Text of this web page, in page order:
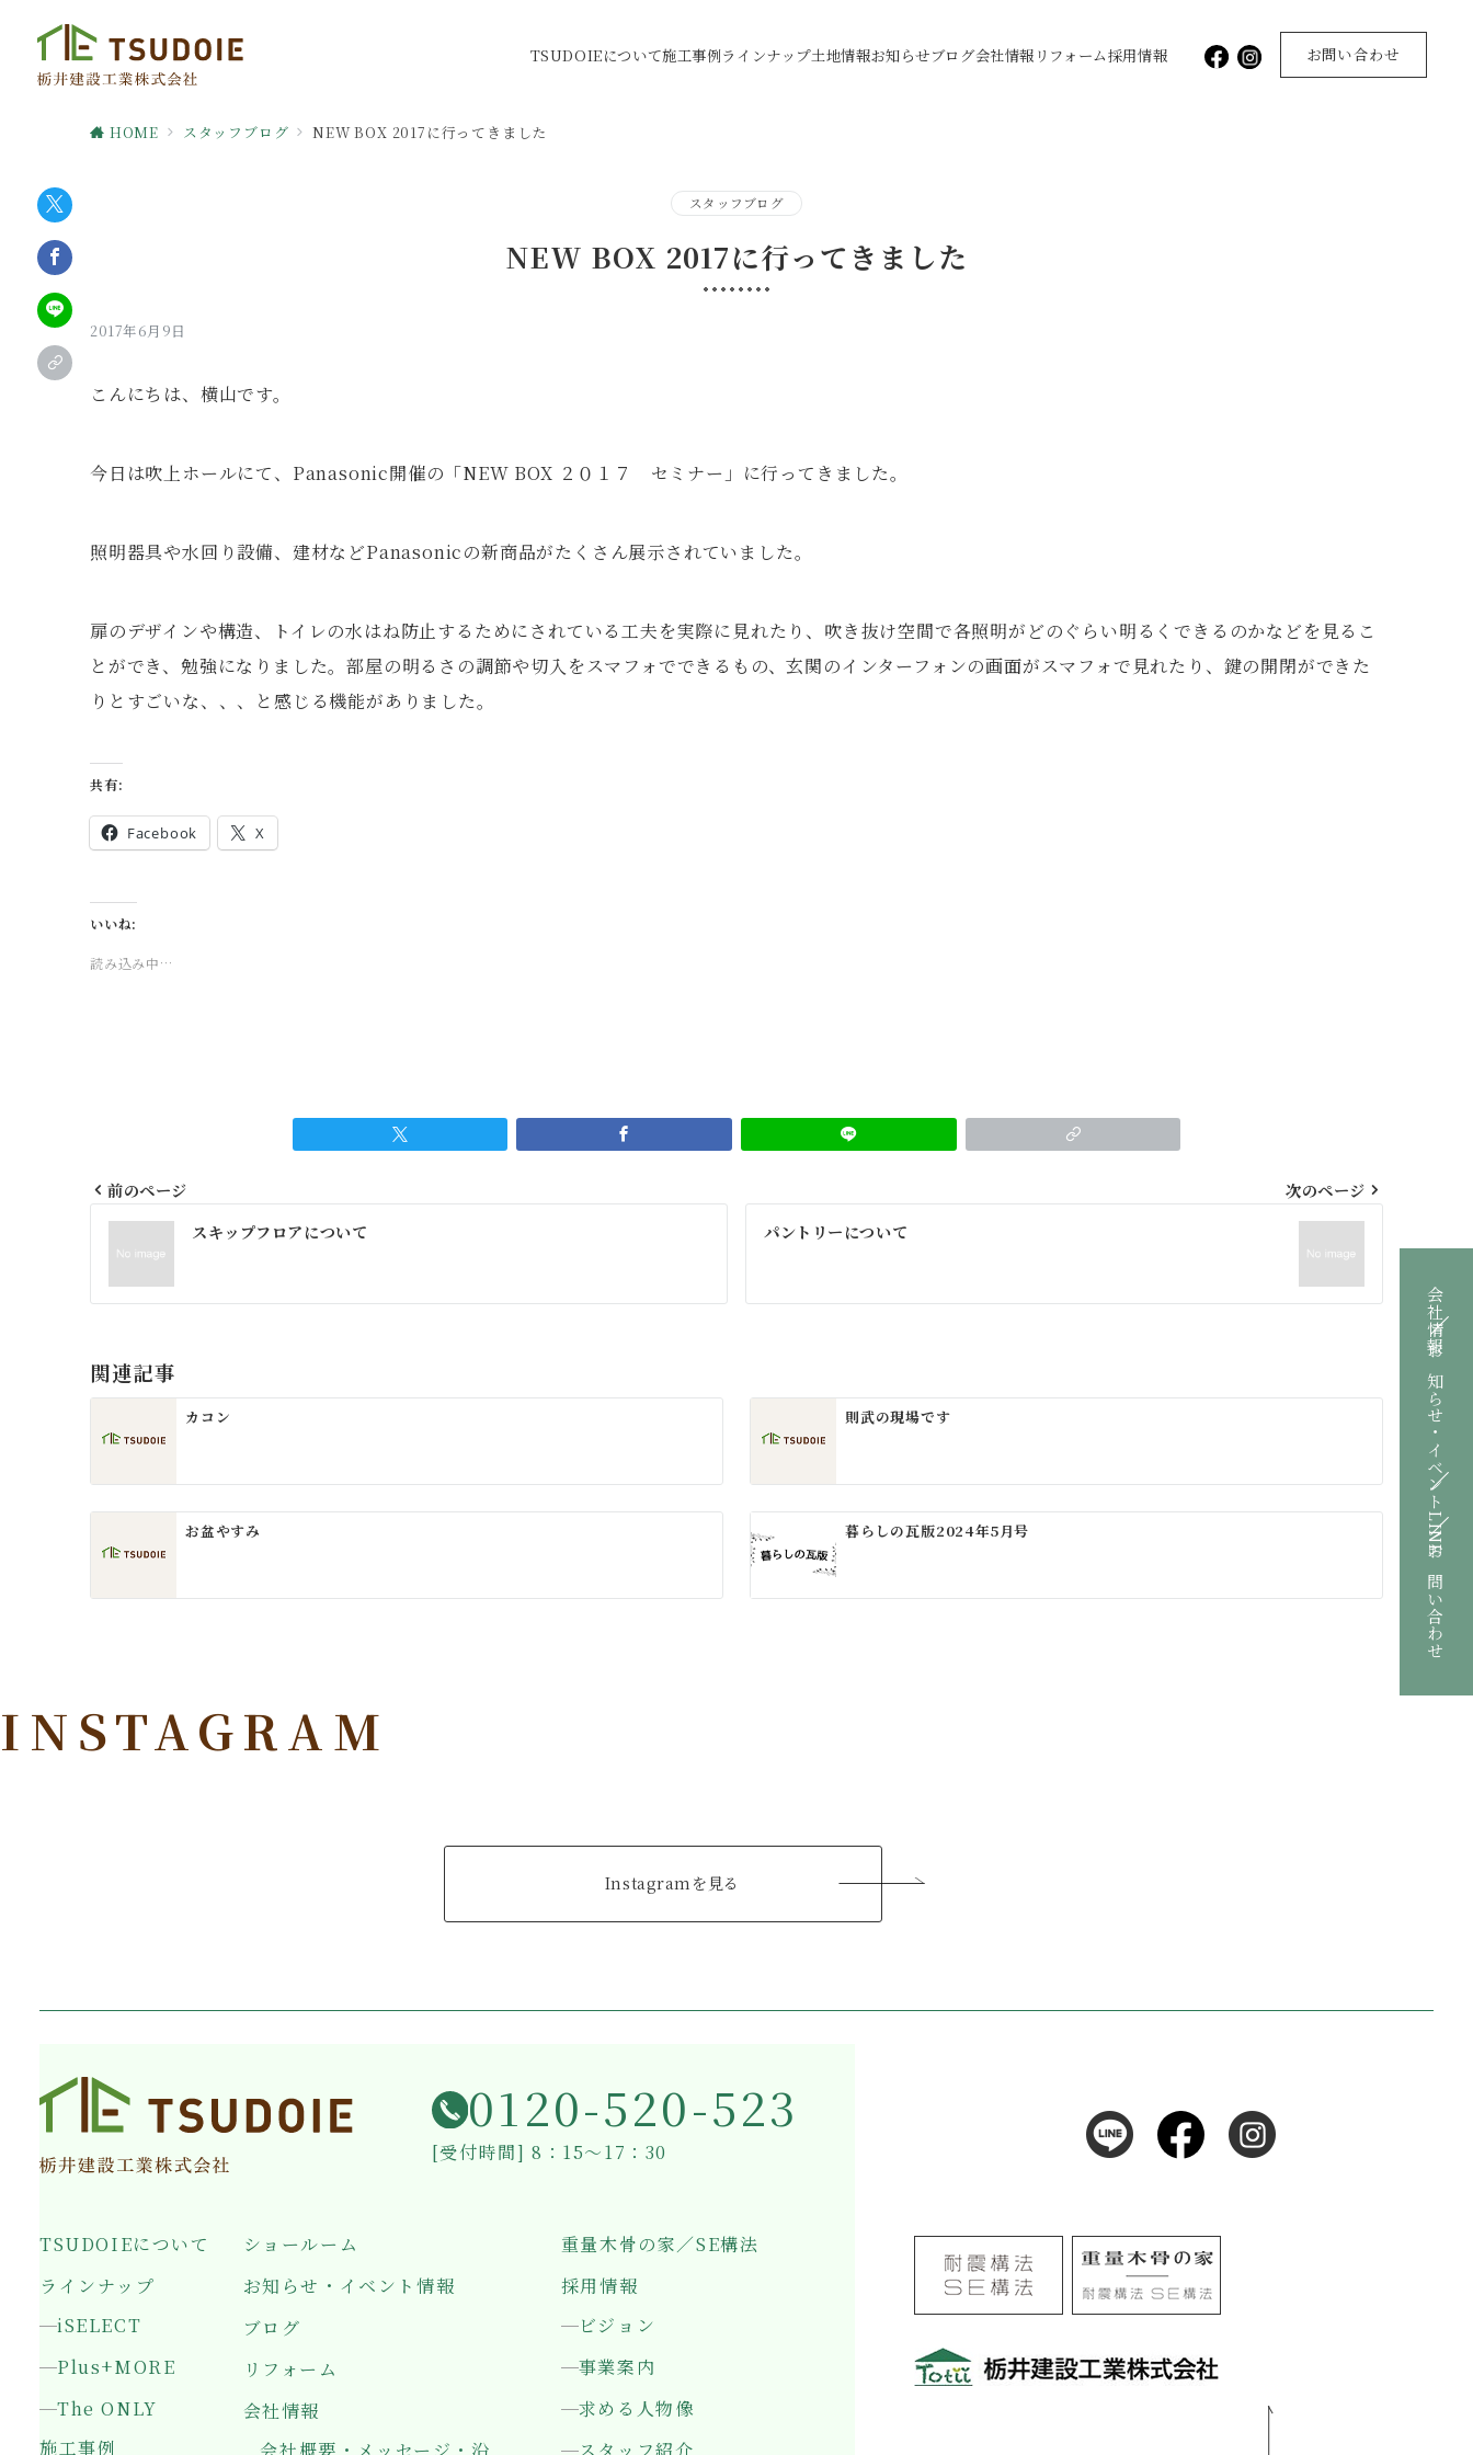
TSUDOIEについて施工事例ラインナップ土地情報お知らせブログ会社情報 リフォーム採用情報 お問い合わせ
HOME スタッフブログ NEW BOX 2017に行ってきました
スタッフブログ
NEW BOX 2017に行ってきました
2017年6月9日
こんにちは、横山です。
今日は吹上ホールにて、Panasonic開催の「NEW BOX ２０１７ セミナー」に行ってきました。
照明器具や水回り設備、建材などPanasonicの新商品がたくさん展示されていました。
扉のデザインや構造、トイレの水はね防止するためにされている工夫を実際に見れたり、吹き抜け空間で各照明がどのぐらい明るくできるのかなどを見るこ
とができ、勉強になりました。部屋の明るさの調節や切入をスマフォでできるもの、玄関のインターフォンの画面がスマフォで見れたり、鍵の開閉ができた
りとすごいな、、、と感じる機能がありました。
共有:
Facebook X
いいね:
読み込み中…
投
ナ
ゲ
ー
シ
ョ
ン
前のページ
スキップフロアについて
次のページ
パントリーについて
関連記事
カコン 則武の現場です
お盆やすみ 暮らしの瓦版2024年5月号
INSTAGRAM
Instagramを見る
0120-520-523
[受付時間] 8：15～17：30
TSUDOIEについて
ラインナップ
iSELECT
Plus+MORE
The ONLY
施工事例
ショールーム
お知らせ・イベント情報
ブログ
リフォーム
会社情報
重量木骨の家／SE構法
採用情報
ビジョン
事業案内
求める人物像
会社情報
お知らせ・イベント
LINE
お問い合わせ